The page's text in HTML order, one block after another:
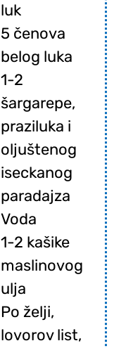
luk
5 čenova
belog luka
1-2
šargarepe,
praziluka i
oljuštenog
iseckanog
paradajza
Voda
1-2 kašike
maslinovog
ulja
Po želji,
lovorov list,